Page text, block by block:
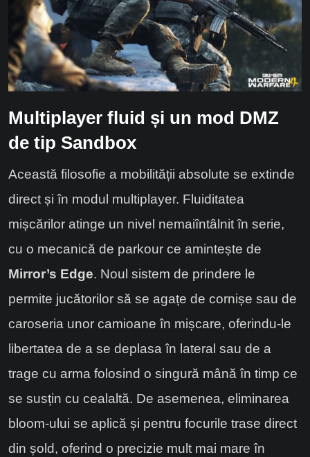
Multiplayer fluid și un mod DMZ
de tip Sandbox
Această filosofie a mobilității absolute se extinde
direct și în modul multiplayer. Fluiditatea
mișcărilor atinge un nivel nemaiîntâlnit în serie,
cu o mecanică de parkour ce amintește de
Mirror’s Edge. Noul sistem de prindere le
permite jucătorilor să se agațe de cornișe sau de
caroseria unor camioane în mișcare, oferindu-le
libertatea de a se deplasa în lateral sau de a
trage cu arma folosind o singură mână în timp ce
se susțin cu cealaltă. De asemenea, eliminarea
bloom-ului se aplică și pentru focurile trase direct
din șold, oferind o precizie mult mai mare în